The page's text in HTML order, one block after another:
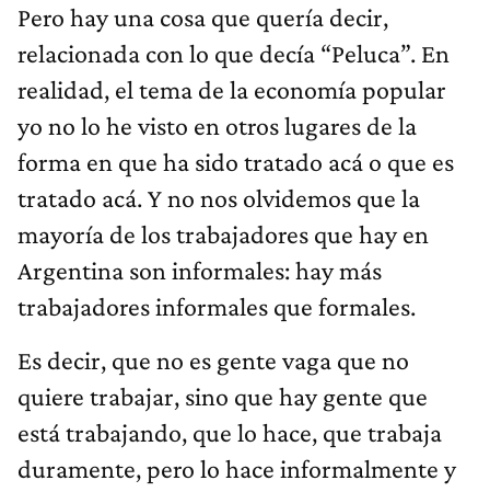
Pero hay una cosa que quería decir,
relacionada con lo que decía “Peluca”. En
realidad, el tema de la economía popular
yo no lo he visto en otros lugares de la
forma en que ha sido tratado acá o que es
tratado acá. Y no nos olvidemos que la
mayoría de los trabajadores que hay en
Argentina son informales: hay más
trabajadores informales que formales.
Es decir, que no es gente vaga que no
quiere trabajar, sino que hay gente que
está trabajando, que lo hace, que trabaja
duramente, pero lo hace informalmente y